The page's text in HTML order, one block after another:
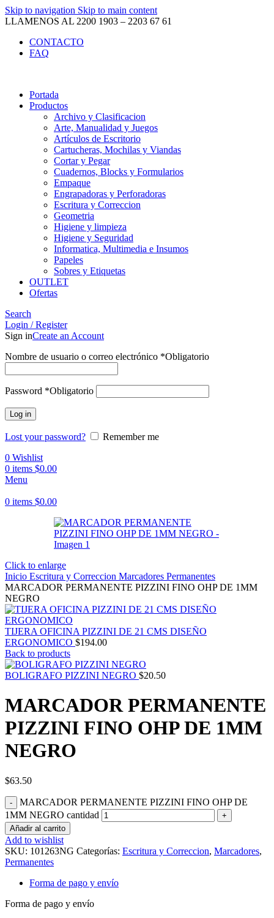
Skip to navigation Skip to main content
LLAMENOS AL 2200 1903 – 2203 67 61
CONTACTO
FAQ
Portada
Productos
Archivo y Clasificacion
Arte, Manualidad y Juegos
Artículos de Escritorio
Cartucheras, Mochilas y Viandas
Cortar y Pegar
Cuadernos, Blocks y Formularios
Empaque
Engrapadoras y Perforadoras
Escritura y Correccion
Geometria
Higiene y limpieza
Higiene y Seguridad
Informatica, Multimedia e Insumos
Papeles
Sobres y Etiquetas
OUTLET
Ofertas
Search
Login / Register
Sign inCreate an Account
Nombre de usuario o correo electrónico *Obligatorio
Password *Obligatorio
Log in
Lost your password?
Remember me
0 Wishlist
0 items $0.00
Menu
0 items $0.00
Click to enlarge
Inicio Escritura y Correccion Marcadores Permanentes
MARCADOR PERMANENTE PIZZINI FINO OHP DE 1MM
NEGRO
TIJERA OFICINA PIZZINI DE 21 CMS DISEÑO
ERGONOMICO $194.00
Back to products
BOLIGRAFO PIZZINI NEGRO $20.50
MARCADOR PERMANENTE
PIZZINI FINO OHP DE 1MM
NEGRO
$63.50
MARCADOR PERMANENTE PIZZINI FINO OHP DE
1MM NEGRO cantidad
Añadir al carrito
Add to wishlist
SKU: 101263NG Categorías: Escritura y Correccion, Marcadores,
Permanentes
Forma de pago y envío
Forma de pago y envío